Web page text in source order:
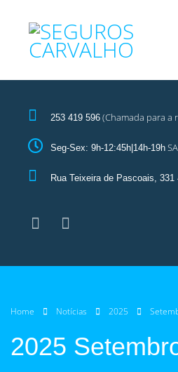
253 419 596 (Chamada para a
Seg-Sex: 9h-12:45h|14h-19h
Rua Teixeira de Pascoais, 331
Home Notícias 2025
2025